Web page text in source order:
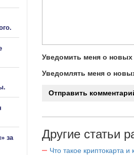
Уведомить меня о новых
Уведомлять меня о
Другие статьи
Что такое криптокарта
за